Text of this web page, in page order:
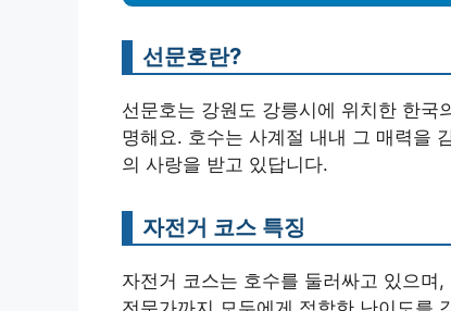
선문호란?
선문호는 강원도 강릉시에 위치한 한국
명해요. 호수는 사계절 내내 그 매력을
의 사랑을 받고 있답니다.
자전거 코스 특징
자전거 코스는 호수를 둘러싸고 있으며